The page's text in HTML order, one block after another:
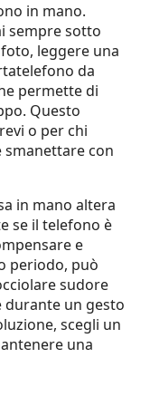
in mano.
sempre sotto
leggere una
da
permette di
Questo
o per chi
smanettare con
in mano altera
se il telefono è
e
periodo, può
sudore
durante un gesto
scegli un
una